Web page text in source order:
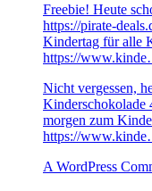
Freebie! Heute
https://pirate-
Kindertag für alle
https://
Nicht vergessen,
Kinderschokolade
morgen zum
https://
A WordPress